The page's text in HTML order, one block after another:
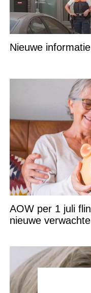
Nieuwe
AOW per 1 juli
nieuwe